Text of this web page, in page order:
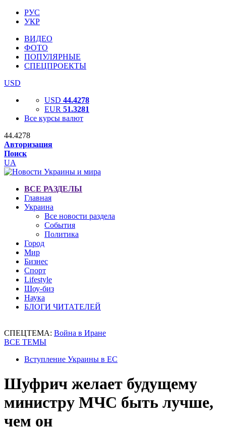
РУС
УКР
ВИДЕО
ФОТО
ПОПУЛЯРНЫЕ
СПЕЦПРОЕКТЫ
USD
USD 44.4278
EUR 51.3281
Все курсы валют
44.4278
Авторизация
Поиск
UA
ВСЕ РАЗДЕЛЫ
Главная
Украина
Все новости раздела
События
Политика
Город
Мир
Бизнес
Спорт
Lifestyle
Шоу-биз
Наука
БЛОГИ ЧИТАТЕЛЕЙ
СПЕЦТЕМА: Война в Иране
ВСЕ ТЕМЫ
Вступление Украины в ЕС
Шуфрич желает будущему
министру МЧС быть лучше,
чем он